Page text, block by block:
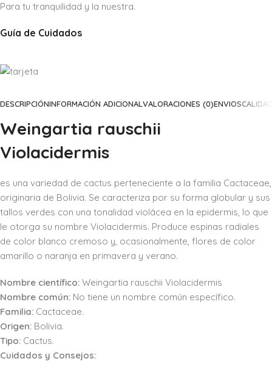
Para tu tranquilidad y la nuestra.
Guía de Cuidados
DESCRIPCIÓNINFORMACIÓN ADICIONALVALORACIONES (0)ENVIOS
Weingartia rauschii
Violacidermis
es una variedad de cactus perteneciente a la familia Cactaceae,
originaria de Bolivia. Se caracteriza por su forma globular y sus
tallos verdes con una tonalidad violácea en la epidermis, lo que
le otorga su nombre Violacidermis. Produce espinas radiales
de color blanco cremoso y, ocasionalmente, flores de color
amarillo o naranja en primavera y verano.
Nombre científico: Weingartia rauschii Violacidermis
Nombre común: No tiene un nombre común específico.
Familia: Cactaceae.
Origen: Bolivia.
Tipo: Cactus.
Cuidados y Consejos: